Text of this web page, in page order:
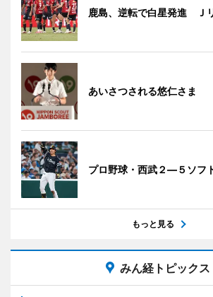
鹿島、逆転で白星発進 Ｊ
あいさつされる悠仁さま
プロ野球・西武２―５ソフ
もっと見る
みん経トピックス